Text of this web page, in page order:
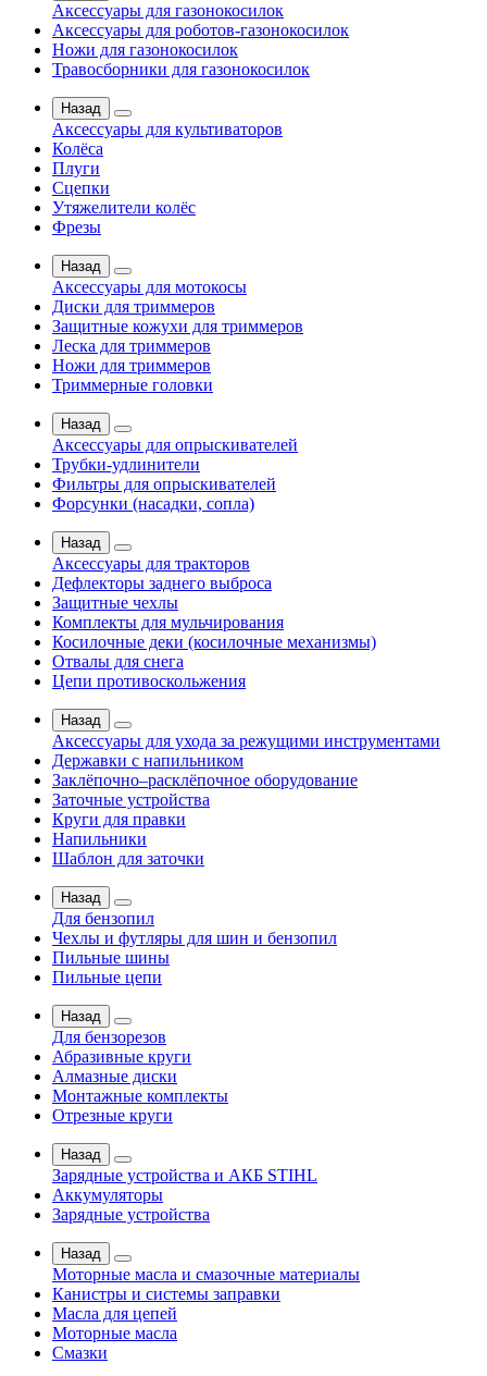
Аксессуары для газонокосилок
Аксессуары для роботов-газонокосилок
Ножи для газонокосилок
Травосборники для газонокосилок
Назад
Аксессуары для культиваторов
Колёса
Плуги
Сцепки
Утяжелители колёс
Фрезы
Назад
Аксессуары для мотокосы
Диски для триммеров
Защитные кожухи для триммеров
Леска для триммеров
Ножи для триммеров
Триммерные головки
Назад
Аксессуары для опрыскивателей
Трубки-удлинители
Фильтры для опрыскивателей
Форсунки (насадки, сопла)
Назад
Аксессуары для тракторов
Дефлекторы заднего выброса
Защитные чехлы
Комплекты для мульчирования
Косилочные деки (косилочные механизмы)
Отвалы для снега
Цепи противоскольжения
Назад
Аксессуары для ухода за режущими инструментами
Державки с напильником
Заклёпочно–расклёпочное оборудование
Заточные устройства
Круги для правки
Напильники
Шаблон для заточки
Назад
Для бензопил
Чехлы и футляры для шин и бензопил
Пильные шины
Пильные цепи
Назад
Для бензорезов
Абразивные круги
Алмазные диски
Монтажные комплекты
Отрезные круги
Назад
Зарядные устройства и АКБ STIHL
Аккумуляторы
Зарядные устройства
Назад
Моторные масла и смазочные материалы
Канистры и системы заправки
Масла для цепей
Моторные масла
Смазки